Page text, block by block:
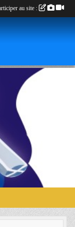
au site :